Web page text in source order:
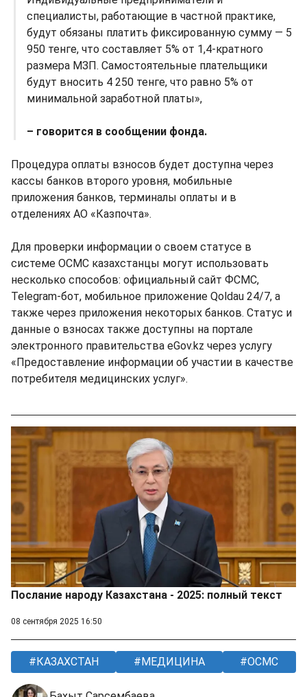
специалисты, работающие в частной практике,
будут обязаны платить фиксированную сумму — 5
950 тенге, что составляет 5% от 1,4-кратного
размера МЗП. Самостоятельные плательщики
будут вносить 4 250 тенге, что равно 5% от
минимальной заработной платы»,
– говорится в сообщении фонда.
Процедура оплаты взносов будет доступна через
кассы банков второго уровня, мобильные
приложения банков, терминалы оплаты и в
отделениях АО «Казпочта».
Для проверки информации о своем статусе в
системе ОСМС казахстанцы могут использовать
несколько способов: официальный сайт ФСМС,
Telegram-бот, мобильное приложение Qoldau 24/7, а
также через приложения некоторых банков. Статус и
данные о взносах также доступны на портале
электронного правительства eGov.kz через услугу
«Предоставление информации об участии в качестве
потребителя медицинских услуг».
Послание народу Казахстана - 2025: полный текст
08 сентября 2025 16:50
КАЗАХСТАН МЕДИЦИНА ОСМС